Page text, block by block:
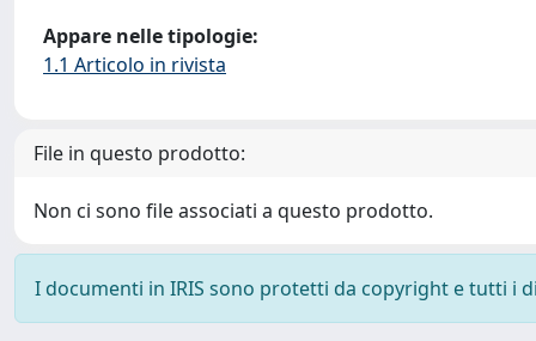
Appare nelle tipologie:
1.1 Articolo in rivista
File in questo prodotto:
Non ci sono file associati a questo prodotto.
I documenti in IRIS sono protetti da copyright e tutti i